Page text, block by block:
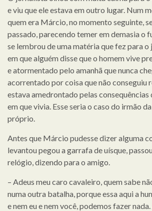
e viu que ele estava em outro lugar. Num
quem era Márcio, no momento seguinte,
passado, parecendo temer em demasia o
se lembrou de uma matéria que fez para
em que alguém disse que o homem vive
e atormentado pelo amanhã que nunca
acorrentado por coisa que não conseguiu
estava amedrontado pelas
em que vivia. Esse seria o caso do irmão
próprio.
Antes que Márcio pudesse dizer alguma
levantou pegou a garrafa de uísque,
relógio, dizendo para o amigo.
– Adeus meu caro cavaleiro, quem sabe
numa outra batalha, porque essa aqui a
e nem eu e nem você, podemos fazer